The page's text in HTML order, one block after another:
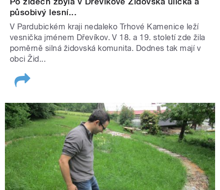
působivý lesní...
V Pardubickém kraji nedaleko Trhové Kamenice leží
vesnička jménem Dřevíkov. V 18. a 19. století zde žila
poměrně silná židovská komunita. Dodnes tak mají v
obci Žid...